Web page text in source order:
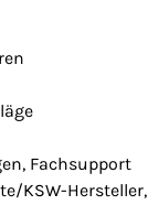
Fachsupport
KSW-Hersteller,